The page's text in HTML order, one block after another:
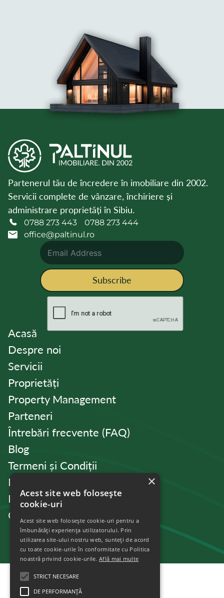
Partenerul tău de încredere în imobiliare din 2002.
Servicii complete de vânzare, închiriere și
administrare proprietăți în Sibiu.
0788 273 443
0788 273 444
office@paltinul.ro
Subscribe
Acasă
Despre noi
Servicii
Proprietăți
Property Management
Parteneri
Întrebări frecvente (FAQ)
Blog
Termeni și Condiții
Politica de Confidențialitate
Politica de cookies
Contact
×
Acest site web folosește
cookie-uri
Acest site web folosește cookie-uri pentru a
îmbunătăți experiența utilizatorului. Prin
utilizarea site-ului nostru web, sunteți de acord
cu toate cookie-urile în conformitate cu Politica
noastră privind cookie-urile.Află mai multe
STRICT NECESARE
DE PERFORMANȚĂ